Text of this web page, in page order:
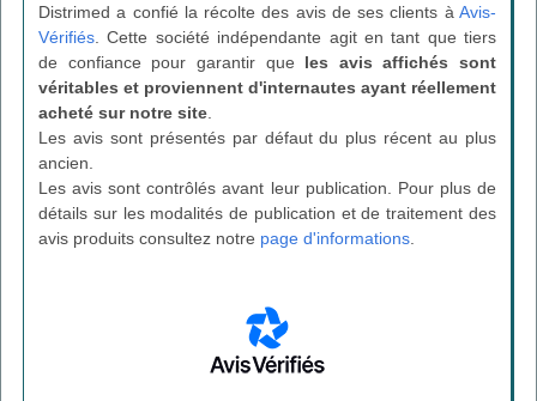
Distrimed a confié la récolte des avis de ses clients à Avis-
Vérifiés . Cette société indépendante agit en tant que tiers
de confiance pour garantir que les avis affichés sont
véritables et proviennent d'internautes ayant réellement
acheté sur notre site
Les avis sont présentés par défaut du plus récent au plus
ancien.
Les avis sont contrôlés avant leur publication. Pour plus de
détails sur les modalités de publication et de traitement des
avis produits consultez notre page d'informations